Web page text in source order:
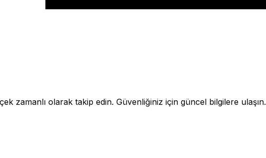
zamanlı olarak takip edin. Güvenliğiniz için güncel bilgilere ulaşın.